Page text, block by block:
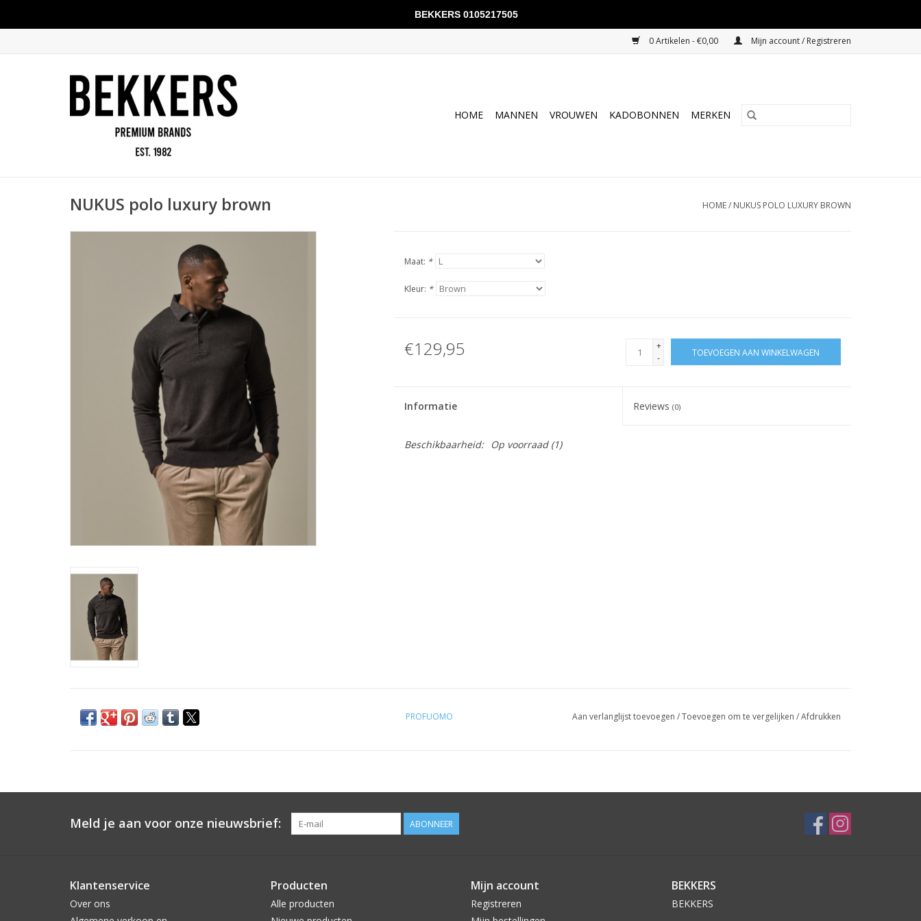
0 Artikelen - €0,00 Mijn account / Registreren
HOME MANNEN VROUWEN KADOBONNEN MERKEN
NUKUS polo luxury brown HOME/ NUKUS POLO LUXURY BROWN
Maat: *
Kleur: *
€129,95
+
-
TOEVOEGEN AAN WINKELWAGEN
Informatie Reviews(0)
Beschikbaarheid: Op voorraad(1)
PROFUOMO Aan verlanglijst toevoegen /Toevoegen om te vergelijken /Afdrukken
Meld je aan voor onze nieuwsbrief: ABONNEER
Klantenservice
Over ons
Producten
Alle producten
Mijn account
Registreren
BEKKERS
BEKKERS
BEKKERS 0105217505